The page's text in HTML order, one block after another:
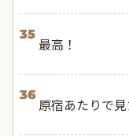
35
最高！
36
原宿あたりで